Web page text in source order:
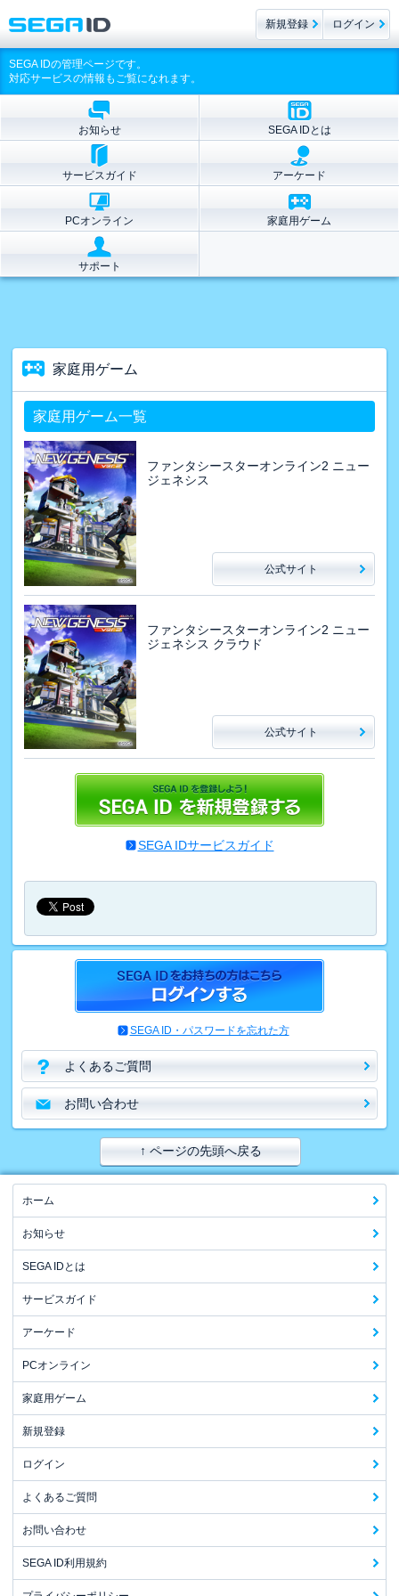
SEGA IDの管理ページです。
対応サービスの情報もご覧になれます。
お知らせ SEGA IDとは
サービスガイド アーケード
PCオンライン 家庭用ゲーム
サポート
家庭用ゲーム
家庭用ゲーム一覧
ファンタシースターオンライン2 ニュー
ジェネシス
公式サイト
ファンタシースターオンライン2 ニュー
ジェネシス クラウド
公式サイト
SEGA IDサービスガイド
SEGA ID・パスワードを忘れた方
よくあるご質問
お問い合わせ
新規登録 ログイン
↑ ページの先頭へ戻る
ホーム
お知らせ
SEGA IDとは
サービスガイド
アーケード
PCオンライン
家庭用ゲーム
新規登録
ログイン
よくあるご質問
お問い合わせ
SEGA ID利用規約